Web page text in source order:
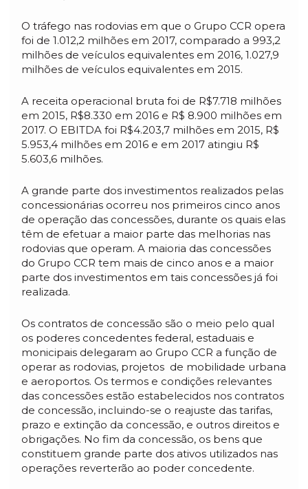
O tráfego nas rodovias em que o Grupo CCR opera
foi de 1.012,2 milhões em 2017, comparado a 993,2
milhões de veículos equivalentes em 2016, 1.027,9
milhões de veículos equivalentes em 2015.
A receita operacional bruta foi de R$7.718 milhões
em 2015, R$8.330 em 2016 e R$ 8.900 milhões em
2017. O EBITDA foi R$4.203,7 milhões em 2015, R$
5.953,4 milhões em 2016 e em 2017 atingiu R$
5.603,6 milhões.
A grande parte dos investimentos realizados pelas
concessionárias ocorreu nos primeiros cinco anos
de operação das concessões, durante os quais elas
têm de efetuar a maior parte das melhorias nas
rodovias que operam. A maioria das concessões
do Grupo CCR tem mais de cinco anos e a maior
parte dos investimentos em tais concessões já foi
realizada.
Os contratos de concessão são o meio pelo qual
os poderes concedentes federal, estaduais e
monicipais delegaram ao Grupo CCR a função de
operar as rodovias, projetos de mobilidade urbana
e aeroportos. Os termos e condições relevantes
das concessões estão estabelecidos nos contratos
de concessão, incluindo-se o reajuste das tarifas,
prazo e extinção da concessão, e outros direitos e
obrigações. No fim da concessão, os bens que
constituem grande parte dos ativos utilizados nas
operações reverterão ao poder concedente.